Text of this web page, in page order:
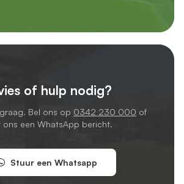
of hulp nodig?
Bel ons op 0342 230 000 of
ons een WhatsApp bericht.
Stuur een Whatsapp